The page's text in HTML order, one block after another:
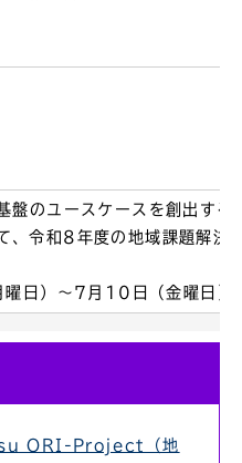
盤のユースケースを創出す
令和8年度の地域課題解決
曜日）～7月10日（金曜日
ORI-Project（地